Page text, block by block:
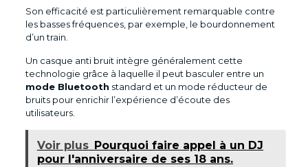
Son efficacité est particulièrement remarquable contre
les basses fréquences, par exemple, le bourdonnement
d’un train.
Un casque anti bruit intègre généralement cette
technologie grâce à laquelle il peut basculer entre un
mode Bluetooth standard et un mode réducteur de
bruits pour enrichir l’expérience d’écoute des
utilisateurs.
Voir plus Pourquoi faire appel à un DJ
pour l'anniversaire de ses 18 ans.